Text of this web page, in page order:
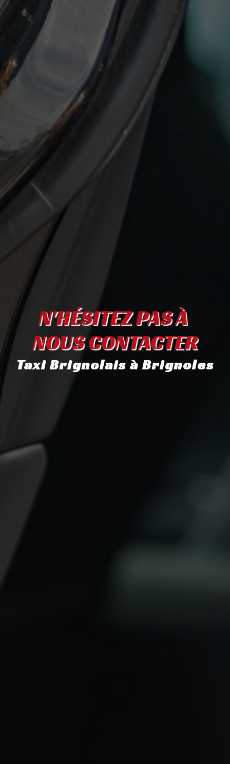
N'HÉSITEZ PAS À
NOUS CONTACTER
Taxi Brignolais à Brignoles